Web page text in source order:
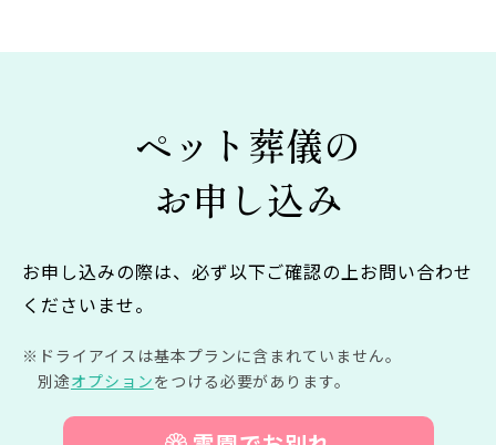
ペット葬儀の
お申し込み
お申し込みの際は、必ず以下ご確認の上お問い合わせ
くださいませ。
ドライアイスは基本プランに含まれていません。
別途オプションをつける必要があります。